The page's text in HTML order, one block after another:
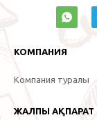
КОМПАНИЯ
Компания туралы
ЖАЛПЫ АҚПАРАТ